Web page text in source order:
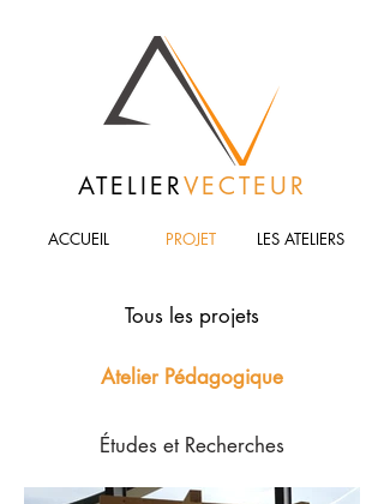
ATELIERVECTEUR
ACCUEIL PROJET LES ATELIERS
Tous les projets
Atelier Pédagogique
Études et Recherches